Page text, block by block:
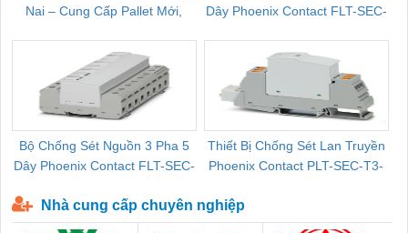
Nai – Cung Cấp Pallet Mới,
Dây Phoenix Contact FLT-SEC-
Bộ Chống Sét Nguồn 3 Pha 5
Dây Phoenix Contact FLT-SEC-
Thiết Bị Chống Sét Lan Truyền
Phoenix Contact PLT-SEC-T3-
Nhà cung cấp chuyên nghiệp